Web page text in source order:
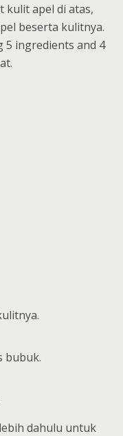
kulit apel di atas,
beserta kulitnya.
5 ingredients and 4
bubuk.
dahulu untuk